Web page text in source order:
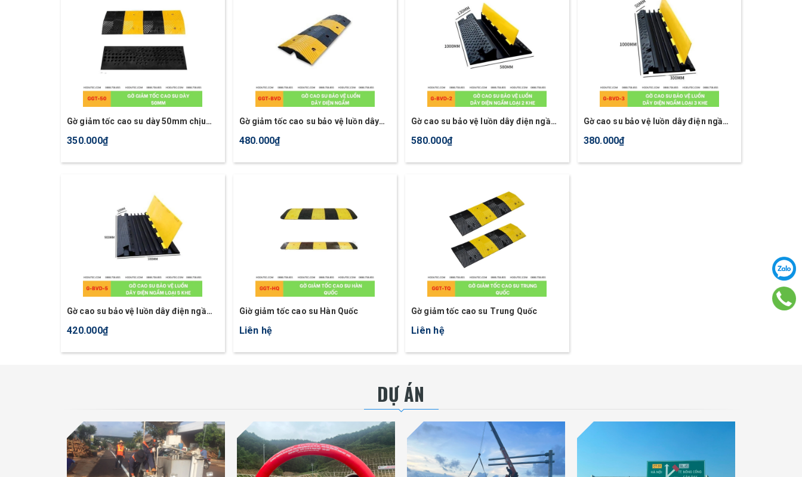
Gờ giảm tốc cao su dày 50mm chịu
350.000₫
Gờ giảm tốc cao su bảo vệ luồn dây
480.000₫
Gờ cao su bảo vệ luồn dây điện ngầm
580.000₫
Gờ cao su bảo vệ luồn dây điện ngầm
380.000₫
Gờ cao su bảo vệ luồn dây điện ngầm
420.000₫
Giờ giảm tốc cao su Hàn Quốc
Liên hệ
Gờ giảm tốc cao su Trung Quốc
Liên hệ
DỰ ÁN